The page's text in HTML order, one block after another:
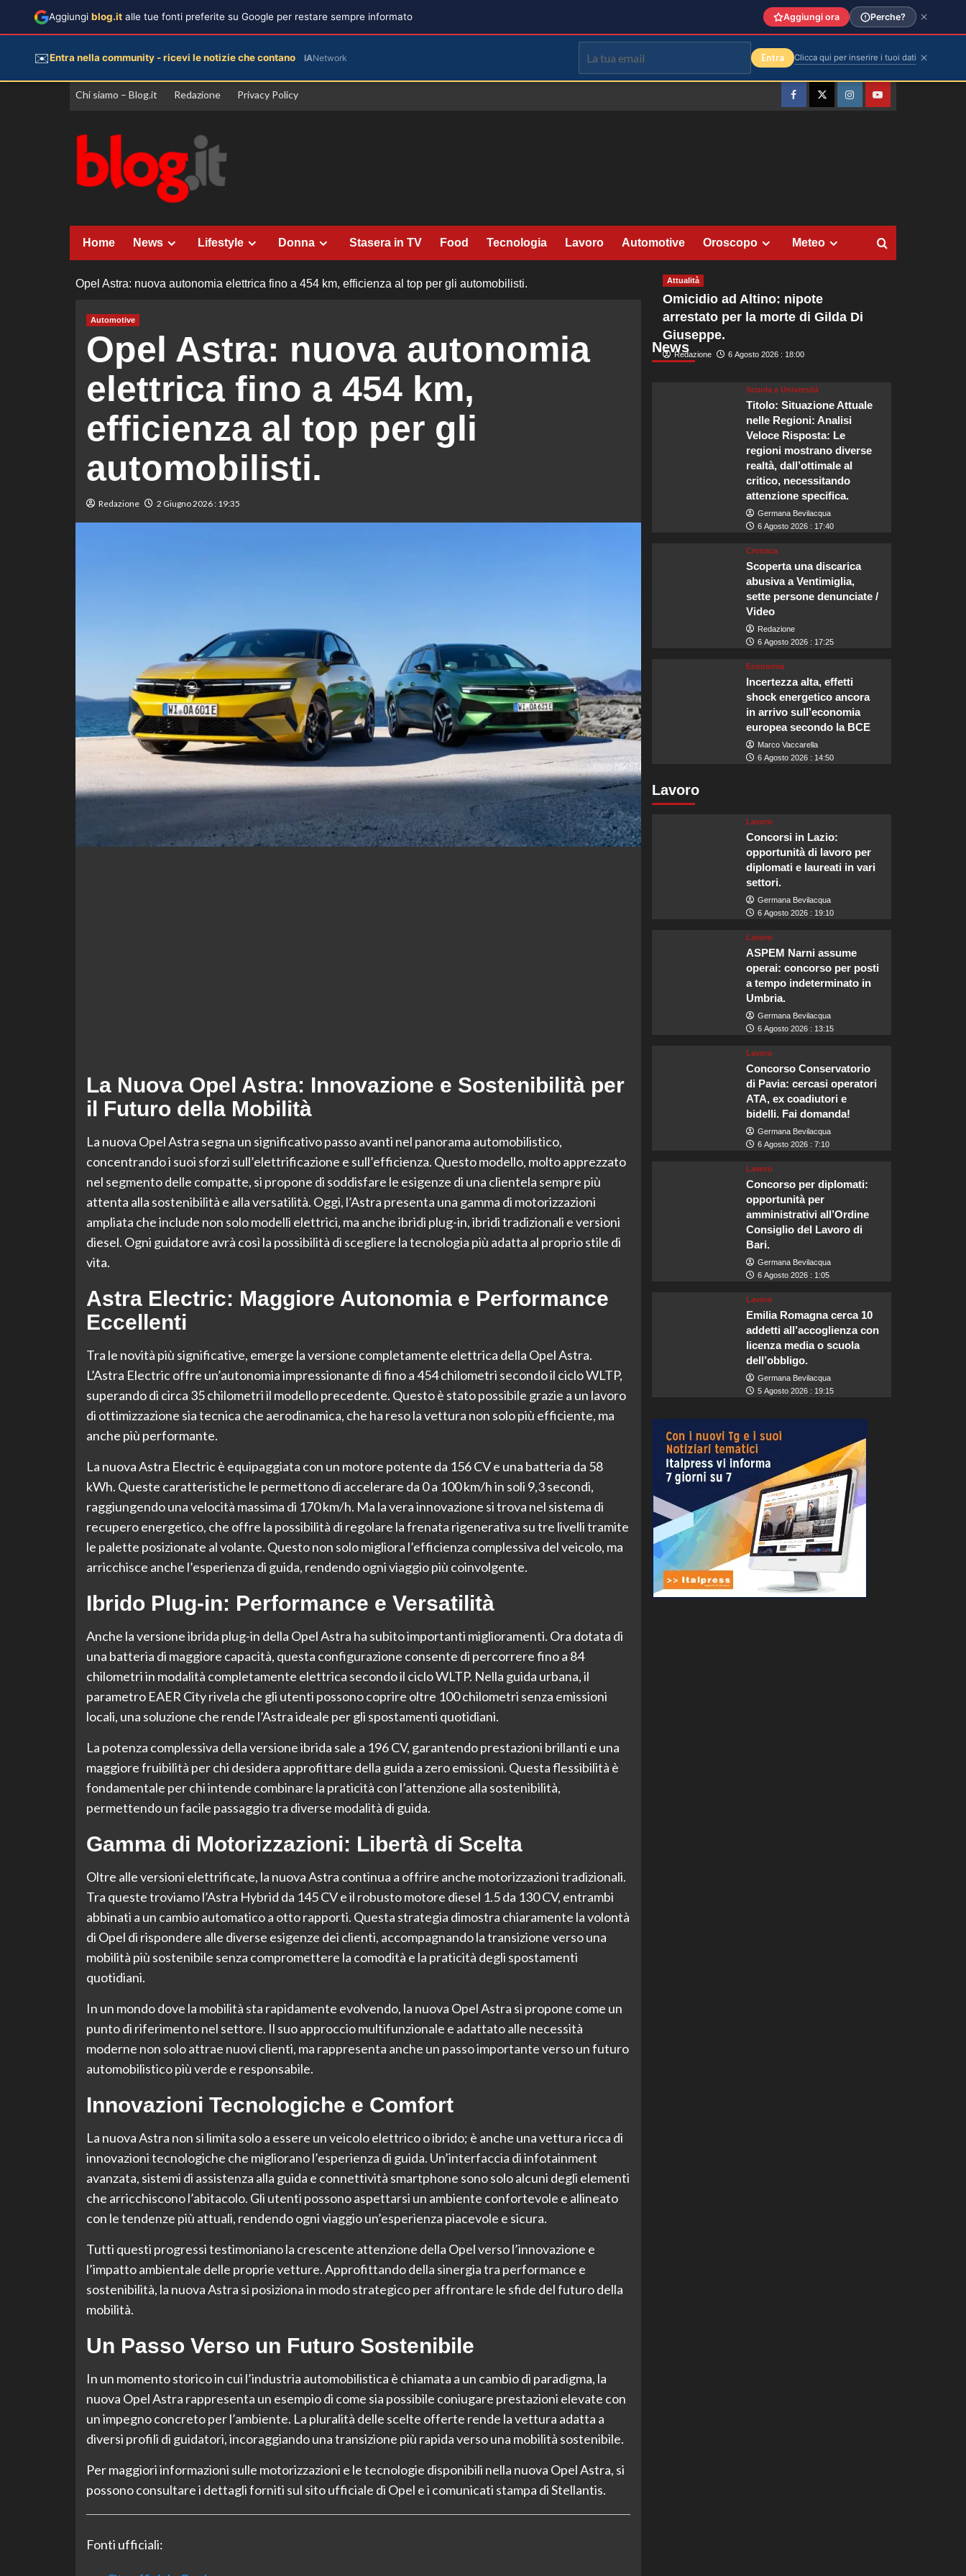
Vai
Chi siamo – Blog.it Redazione Privacy Policy
FacebookTwitterInstagramYouTube
Home News Lifestyle Donna Stasera in TV Food Tecnologia Lavoro Automotive Oroscopo Meteo
Opel Astra: nuova autonomia elettrica fino a 454 km, efficienza al top per gli automobilisti.
Automotive
Opel Astra: nuova autonomia
elettrica fino a 454 km,
efficienza al top per gli
automobilisti.
Redazione 2 Giugno 2026 : 19:35
La Nuova Opel Astra: Innovazione e Sostenibilità per
il Futuro della Mobilità
La nuova Opel Astra segna un significativo passo avanti nel panorama automobilistico,
concentrando i suoi sforzi sull’elettrificazione e sull’efficienza. Questo modello, molto apprezzato
nel segmento delle compatte, si propone di soddisfare le esigenze di una clientela sempre più
attenta alla sostenibilità e alla versatilità. Oggi, l’Astra presenta una gamma di motorizzazioni
ampliata che include non solo modelli elettrici, ma anche ibridi plug-in, ibridi tradizionali e versioni
diesel. Ogni guidatore avrà così la possibilità di scegliere la tecnologia più adatta al proprio stile di
vita.
Astra Electric: Maggiore Autonomia e Performance
Eccellenti
Tra le novità più significative, emerge la versione completamente elettrica della Opel Astra.
L’Astra Electric offre un’autonomia impressionante di fino a 454 chilometri secondo il ciclo WLTP,
superando di circa 35 chilometri il modello precedente. Questo è stato possibile grazie a un lavoro
di ottimizzazione sia tecnica che aerodinamica, che ha reso la vettura non solo più efficiente, ma
anche più performante.
La nuova Astra Electric è equipaggiata con un motore potente da 156 CV e una batteria da 58
kWh. Queste caratteristiche le permettono di accelerare da 0 a 100 km/h in soli 9,3 secondi,
raggiungendo una velocità massima di 170 km/h. Ma la vera innovazione si trova nel sistema di
recupero energetico, che offre la possibilità di regolare la frenata rigenerativa su tre livelli tramite
le palette posizionate al volante. Questo non solo migliora l’efficienza complessiva del veicolo, ma
arricchisce anche l’esperienza di guida, rendendo ogni viaggio più coinvolgente.
Ibrido Plug-in: Performance e Versatilità
Anche la versione ibrida plug-in della Opel Astra ha subito importanti miglioramenti. Ora dotata di
una batteria di maggiore capacità, questa configurazione consente di percorrere fino a 84
chilometri in modalità completamente elettrica secondo il ciclo WLTP. Nella guida urbana, il
parametro EAER City rivela che gli utenti possono coprire oltre 100 chilometri senza emissioni
locali, una soluzione che rende l’Astra ideale per gli spostamenti quotidiani.
La potenza complessiva della versione ibrida sale a 196 CV, garantendo prestazioni brillanti e una
maggiore fruibilità per chi desidera approfittare della guida a zero emissioni. Questa flessibilità è
fondamentale per chi intende combinare la praticità con l’attenzione alla sostenibilità,
permettendo un facile passaggio tra diverse modalità di guida.
Gamma di Motorizzazioni: Libertà di Scelta
Oltre alle versioni elettrificate, la nuova Astra continua a offrire anche motorizzazioni tradizionali.
Tra queste troviamo l’Astra Hybrid da 145 CV e il robusto motore diesel 1.5 da 130 CV, entrambi
abbinati a un cambio automatico a otto rapporti. Questa strategia dimostra chiaramente la volontà
di Opel di rispondere alle diverse esigenze dei clienti, accompagnando la transizione verso una
mobilità più sostenibile senza compromettere la comodità e la praticità degli spostamenti
quotidiani.
In un mondo dove la mobilità sta rapidamente evolvendo, la nuova Opel Astra si propone come un
punto di riferimento nel settore. Il suo approccio multifunzionale e adattato alle necessità
moderne non solo attrae nuovi clienti, ma rappresenta anche un passo importante verso un futuro
automobilistico più verde e responsabile.
Innovazioni Tecnologiche e Comfort
La nuova Astra non si limita solo a essere un veicolo elettrico o ibrido; è anche una vettura ricca di
innovazioni tecnologiche che migliorano l’esperienza di guida. Un’interfaccia di infotainment
avanzata, sistemi di assistenza alla guida e connettività smartphone sono solo alcuni degli elementi
che arricchiscono l’abitacolo. Gli utenti possono aspettarsi un ambiente confortevole e allineato
con le tendenze più attuali, rendendo ogni viaggio un’esperienza piacevole e sicura.
Tutti questi progressi testimoniano la crescente attenzione della Opel verso l’innovazione e
l’impatto ambientale delle proprie vetture. Approfittando della sinergia tra performance e
sostenibilità, la nuova Astra si posiziona in modo strategico per affrontare le sfide del futuro della
mobilità.
Un Passo Verso un Futuro Sostenibile
In un momento storico in cui l’industria automobilistica è chiamata a un cambio di paradigma, la
nuova Opel Astra rappresenta un esempio di come sia possibile coniugare prestazioni elevate con
un impegno concreto per l’ambiente. La pluralità delle scelte offerte rende la vettura adatta a
diversi profili di guidatori, incoraggiando una transizione più rapida verso una mobilità sostenibile.
Per maggiori informazioni sulle motorizzazioni e le tecnologie disponibili nella nuova Opel Astra, si
possono consultare i dettagli forniti sul sito ufficiale di Opel e i comunicati stampa di Stellantis.
Fonti ufficiali:
News
Attualità
Omicidio ad Altino: nipote
arrestato per la morte di Gilda Di
Giuseppe.
Redazione 6 Agosto 2026 : 18:00
Scuola e Università
Titolo: Situazione Attuale
nelle Regioni: Analisi
Veloce Risposta: Le
regioni mostrano diverse
realtà, dall’ottimale al
critico, necessitando
attenzione specifica.
Germana Bevilacqua
6 Agosto 2026 : 17:40
Cronaca
Scoperta una discarica
abusiva a Ventimiglia,
sette persone denunciate /
Video
Redazione
6 Agosto 2026 : 17:25
Economia
Incertezza alta, effetti
shock energetico ancora
in arrivo sull’economia
europea secondo la BCE
Marco Vaccarella
6 Agosto 2026 : 14:50
Lavoro
Lavoro
Concorsi in Lazio:
opportunità di lavoro per
diplomati e laureati in vari
settori.
Germana Bevilacqua
6 Agosto 2026 : 19:10
Lavoro
ASPEM Narni assume
operai: concorso per posti
a tempo indeterminato in
Umbria.
Germana Bevilacqua
6 Agosto 2026 : 13:15
Lavoro
Concorso Conservatorio
di Pavia: cercasi operatori
ATA, ex coadiutori e
bidelli. Fai domanda!
Germana Bevilacqua
6 Agosto 2026 : 7:10
Lavoro
Concorso per diplomati:
opportunità per
amministrativi all’Ordine
Consiglio del Lavoro di
Bari.
Germana Bevilacqua
6 Agosto 2026 : 1:05
Lavoro
Emilia Romagna cerca 10
addetti all’accoglienza con
licenza media o scuola
dell’obbligo.
Germana Bevilacqua
5 Agosto 2026 : 19:15
Aggiungi blog.it alle tue fonti preferite su Google per restare sempre informato Aggiungi ora Perche?
✉️Entra nella community - ricevi le notizie che contano IANetwork Entra Clicca qui per inserire i tuoi dati